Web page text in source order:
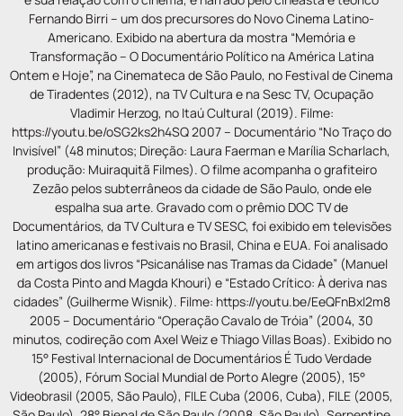
Fernando Birri – um dos precursores do Novo Cinema Latino-
Americano. Exibido na abertura da mostra “Memória e
Transformação – O Documentário Político na América Latina
Ontem e Hoje”, na Cinemateca de São Paulo, no Festival de Cinema
de Tiradentes (2012), na TV Cultura e na Sesc TV, Ocupação
Vladimir Herzog, no Itaú Cultural (2019). Filme:
https://youtu.be/oSG2ks2h4SQ 2007 – Documentário “No Traço do
Invisível” (48 minutos; Direção: Laura Faerman e Marília Scharlach,
produção: Muiraquitã Filmes). O filme acompanha o grafiteiro
Zezão pelos subterrâneos da cidade de São Paulo, onde ele
espalha sua arte. Gravado com o prêmio DOC TV de
Documentários, da TV Cultura e TV SESC, foi exibido em televisões
latino americanas e festivais no Brasil, China e EUA. Foi analisado
em artigos dos livros “Psicanálise nas Tramas da Cidade” (Manuel
da Costa Pinto and Magda Khouri) e “Estado Crítico: À deriva nas
cidades” (Guilherme Wisnik). Filme: https://youtu.be/EeQFnBxl2m8
2005 – Documentário “Operação Cavalo de Tróia” (2004, 30
minutos, codireção com Axel Weiz e Thiago Villas Boas). Exibido no
15° Festival Internacional de Documentários É Tudo Verdade
(2005), Fórum Social Mundial de Porto Alegre (2005), 15°
Videobrasil (2005, São Paulo), FILE Cuba (2006, Cuba), FILE (2005,